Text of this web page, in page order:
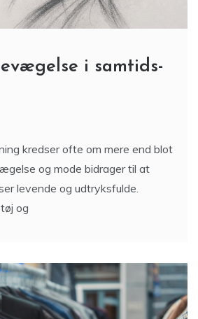
i samtids-
kredser ofte om mere end blot
og mode bidrager til at
levende og udtryksfulde.
og